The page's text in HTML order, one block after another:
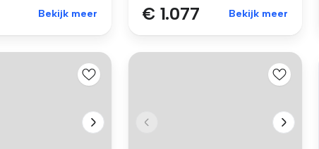
Bekijk meer € 1.077 Bekijk meer